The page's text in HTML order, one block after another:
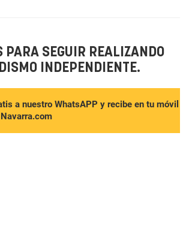
PARA SEGUIR REALIZANDO
INDEPENDIENTE.
a nuestro WhatsAPP y recibe en tu móvil